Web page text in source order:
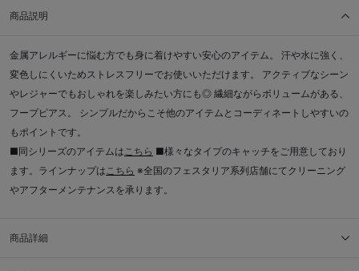
商品説明
金属アレルギーに悩む方でも身に着けやすい安心のアイテム。 汗や水に強く、
変色しにくいためストレスフリーでお使いいただけます。 アクティブなシーン
やレジャーでもおしゃれを楽しみたい方にも◎ 繊細ながらボリュームがある、
フープピアス。 シンプルだからこそ他のアイテムとコーディネートしやすいの
もポイントです。
■同シリーズのアイテムは こちら ■様々なタイプのキャッチをご用意しており
ます。ラインナップは こちら ※全国のフェスタリア系列店舗にてクリーニング
やアフターメンテナンスを承ります。
商品詳細